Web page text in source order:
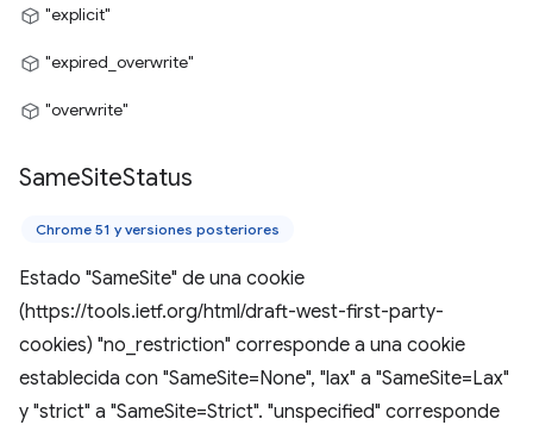
"explicit"
"expired_overwrite"
"overwrite"
SameSiteStatus
Chrome 51 y versiones posteriores
Estado "SameSite" de una cookie
(https://tools.ietf.org/html/draft-west-first-party-
cookies) "no_restriction" corresponde a una cookie
establecida con "SameSite=None", "lax" a "SameSite=Lax"
y "strict" a "SameSite=Strict". "unspecified" corresponde